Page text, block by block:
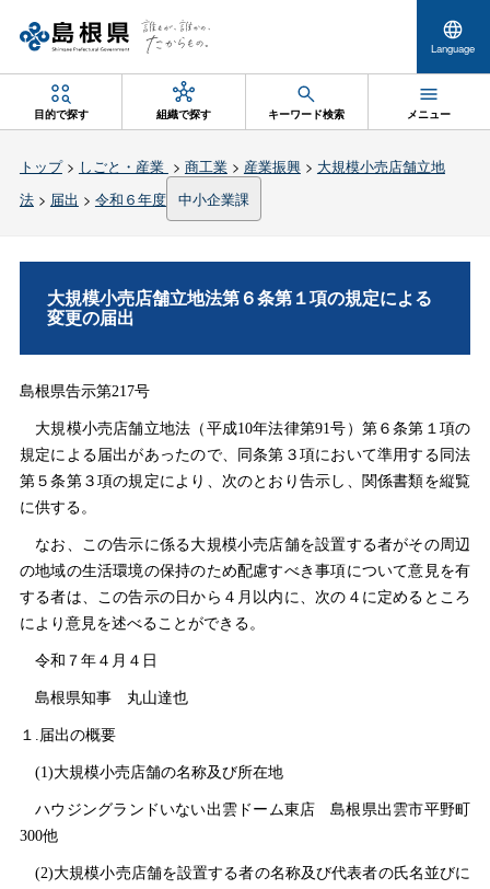
Language
目的で探す 組織で探す キーワード検索 メニュー
トップ> しごと・産業 > 商工業> 産業振興> 大規模小売店舗立地
法> 届出 > 令和６年度 中小企業課
大規模小売店舗立地法第６条第１項の規定による
変更の届出
島根県告示第217号
大規模小売店舗立地法（平成10年法律第91号）第６条第１項の
規定による届出があったので、同条第３項において準用する同法
第５条第３項の規定により、次のとおり告示し、関係書類を縦覧
に供する。
なお、この告示に係る大規模小売店舗を設置する者がその周辺
の地域の生活環境の保持のため配慮すべき事項について意見を有
する者は、この告示の日から４月以内に、次の４に定めるところ
により意見を述べることができる。
令和７年４月４日
島根県知事 丸山達也
１.届出の概要
(1)大規模小売店舗の名称及び所在地
ハウジングランドいない出雲ドーム東 店島根県出雲市平野町
300他
(2)大規模小売店舗を設置する者の名称及び代表者の氏名並びに